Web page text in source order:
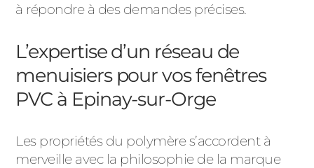
à répondre à des demandes précises.
L’expertise d’un réseau de
menuisiers pour vos fenêtres
PVC à Epinay-sur-Orge
Les propriétés du polymère s’accordent à
merveille avec la philosophie de la marque